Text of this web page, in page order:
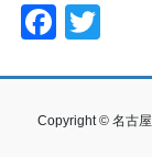
F
c
e
tt
er
Copyright © 名古